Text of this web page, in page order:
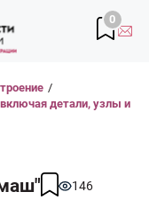
0
/
детали, узлы и
146